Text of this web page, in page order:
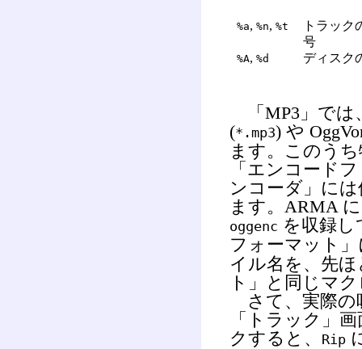
%a, %n, %t
トラック
号
%A, %d ディスク
「MP3」では
(*.mp3) や
ます。このう
「エンコード
ンコーダ」に
ます。ARMA
oggenc を収録
フォーマット
イル名を、先
ト」と同じマ
さて、実際の
「トラック」
クすると、
Rip